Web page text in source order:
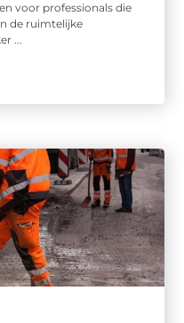
voor professionals die
de ruimtelijke
...